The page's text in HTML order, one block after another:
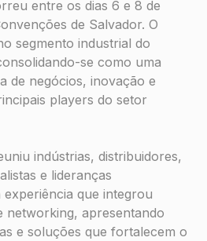
entre os dias 6 e 8 de
de Salvador. O
segmento industrial do
se como uma
de negócios, inovação e
players do setor
indústrias, distribuidores,
e lideranças
que integrou
networking, apresentando
e soluções que fortalecem o